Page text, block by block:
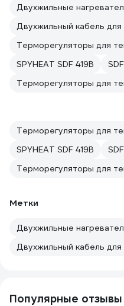
Двухжильные
Двухжильный кабель для
SPYHEAT SDF 419B
SPYHEAT SDF 419B
Метки
Двухжильные
Двухжильный кабель для
Популярные отзывы